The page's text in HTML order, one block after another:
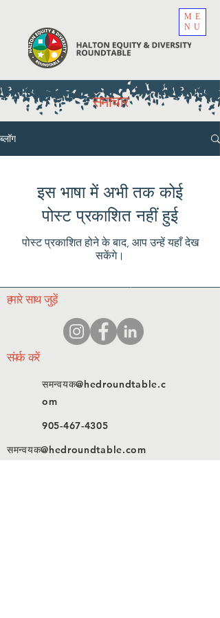
ME
NU
समाचार
ब्लॉग
इस भाषा में अभी तक कोई
पोस्ट प्रकाशित नहीं हुई
पोस्ट प्रकाशित होने के बाद, आप उन्हें यहाँ देख
सकेंगे।
हमारे साथ जुड़ें
संपर्क करें
समन्वयक@hedroundtable.c
om
905-467-4305
समन्वयक@hedroundtable.com